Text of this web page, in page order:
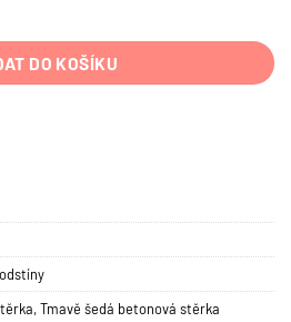
DO KOŠÍKU
,Tmavě šedá betonová stěrka